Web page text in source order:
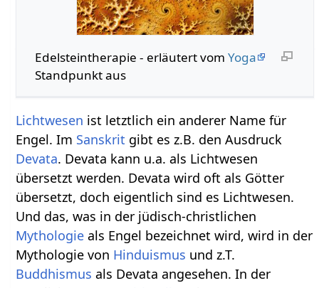
Edelsteintherapie - erläutert vom Yoga
Standpunkt aus
Lichtwesen ist letztlich ein anderer Name für
Engel. Im Sanskrit gibt es z.B. den Ausdruck
Devata. Devata kann u.a. als Lichtwesen
übersetzt werden. Devata wird oft als Götter
übersetzt, doch eigentlich sind es Lichtwesen.
Und das, was in der jüdisch-christlichen
Mythologie als Engel bezeichnet wird, wird in der
Mythologie von Hinduismus und z.T.
Buddhismus als Devata angesehen. In der